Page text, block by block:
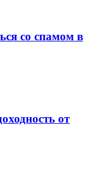
со спамом в
от